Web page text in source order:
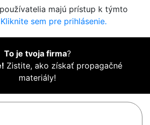
majú prístup k týmto
Kliknite sem pre prihlásenie.
To je tvoja firma?
Zistite, ako získať propagačné
materiály!